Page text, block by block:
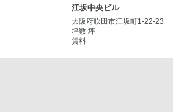
江坂中央ビル
大阪府吹田市江坂町1-22-23
坪数 坪
賃料